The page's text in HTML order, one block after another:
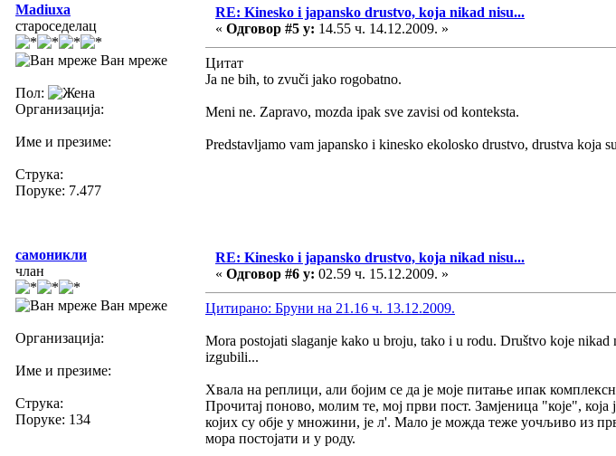
Madiuxa
староседелац
Ван мреже
Пол:
Организација:
Име и презиме:
Струка:
Поруке: 7.477
RE: Kinesko i japansko drustvo, koja nikad nisu...
« Одговор #5 у: 14.55 ч. 14.12.2009. »
Цитат
Ja ne bih, to zvuči jako rogobatno.
Meni ne. Zapravo, mozda ipak sve zavisi od konteksta.
Predstavljamo vam japansko i kinesko ekolosko drustvo, drustva koja
самоникли
члан
Ван мреже
Организација:
Име и презиме:
Струка:
Поруке: 134
RE: Kinesko i japansko drustvo, koja nikad nisu...
« Одговор #6 у: 02.59 ч. 15.12.2009. »
Цитирано: Бруни на 21.16 ч. 13.12.2009.
Mora postojati slaganje kako u broju, tako i u rodu. Društvo koje
izgubili...
Хвала на реплици, али бојим се да је моје питање ипак
Прочитај поново, молим те, мој први пост. Замјеница "које",
којих су обје у множини, је л'. Мало је можда теже уочљиво из
мора постојати и у роду.